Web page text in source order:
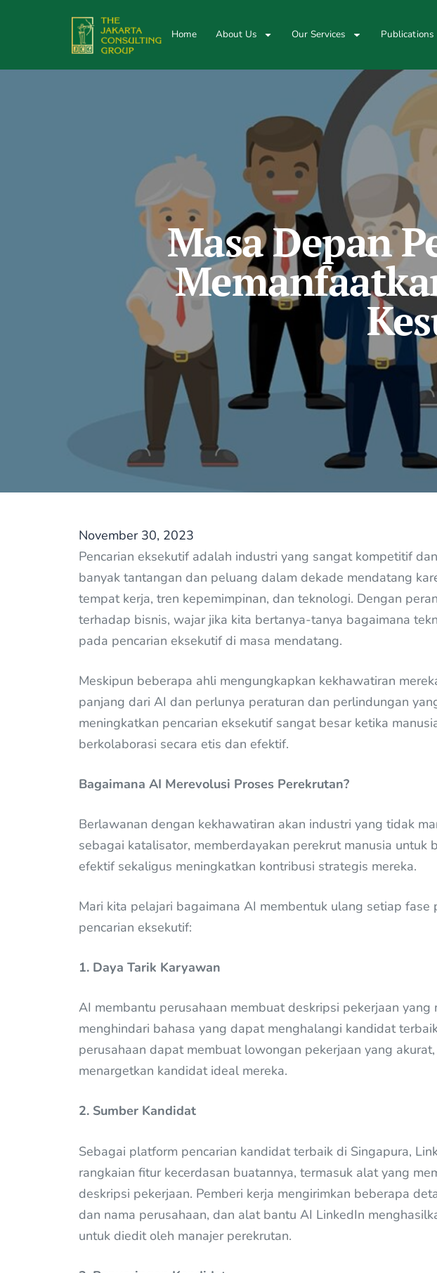
Home About Us Our Services Publications
Masa Depan
November 30, 2023
Pencarian eksekutif adalah industri yang sangat kompetitif
banyak tantangan dan peluang dalam dekade mendatang
tempat kerja, tren kepemimpinan, dan teknologi. Dengan
terhadap bisnis, wajar jika kita bertanya-tanya bagaimana
pada pencarian eksekutif di masa mendatang.
Meskipun beberapa ahli mengungkapkan kekhawatiran
panjang dari AI dan perlunya peraturan dan perlindungan
meningkatkan pencarian eksekutif sangat besar ketika
berkolaborasi secara etis dan efektif.
Bagaimana AI Merevolusi Proses Perekrutan?
Berlawanan dengan kekhawatiran akan industri yang tidak
sebagai katalisator, memberdayakan perekrut manusia untuk
efektif sekaligus meningkatkan kontribusi strategis mereka.
Mari kita pelajari bagaimana AI membentuk ulang setiap fase
pencarian eksekutif:
1. Daya Tarik Karyawan
AI membantu perusahaan membuat deskripsi pekerjaan yang
menghindari bahasa yang dapat menghalangi kandidat
perusahaan dapat membuat lowongan pekerjaan yang
menargetkan kandidat ideal mereka.
2. Sumber Kandidat
Sebagai platform pencarian kandidat terbaik di Singapura,
rangkaian fitur kecerdasan buatannya, termasuk alat yang
deskripsi pekerjaan. Pemberi kerja mengirimkan beberapa
dan nama perusahaan, dan alat bantu AI LinkedIn
untuk diedit oleh manajer perekrutan.